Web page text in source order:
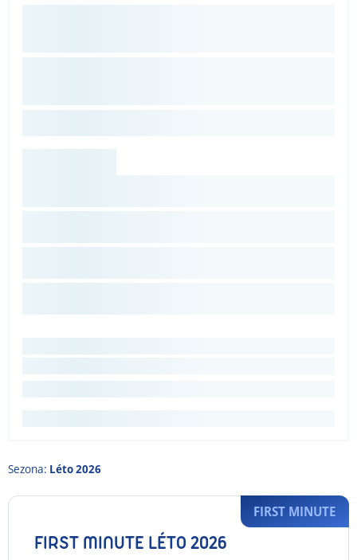
Sezona: Léto 2026
FIRST MINUTE LÉTO 2026
FIRST MINUTE